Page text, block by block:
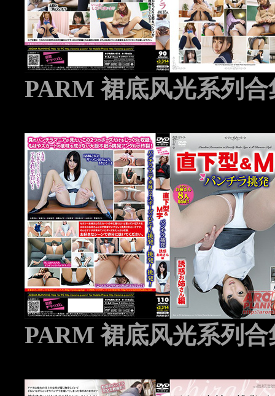
PARM 裙底风光系列合
PARM 裙底风光系列合